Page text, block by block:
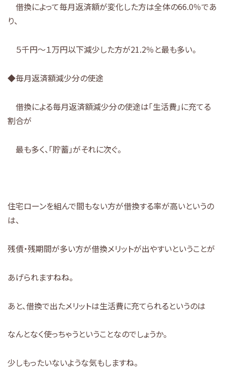
借換によって毎月返済額が変化した方は全体の66.0％であ
り、
５千円～１万円以下減少した方が21.2％と最も多い。
◆毎月返済額減少分の使途
借換による毎月返済額減少分の使途は「生活費」に充てる
割合が
最も多く、「貯蓄」がそれに次ぐ。
住宅ローンを組んで間もない方が借換する率が高いというの
は、
残債・残期間が多い方が借換メリットが出やすいということが
あげられますねね。
あと、借換で出たメリットは生活費に充てられるというのは
なんとなく使っちゃうということなのでしょうか。
少しもったいないような気もしますね。